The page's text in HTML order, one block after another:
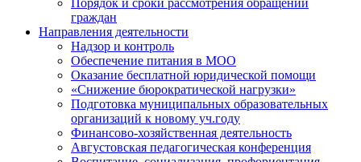
Порядок и сроки рассмотрения обращений
граждан
Направления деятельности
Надзор и контроль
Обеспечение питания в МОО
Оказание бесплатной юридической помощи
«Снижение бюрократической нагрузки»
Подготовка муниципальных образовательных
организаций к новому уч.году
Финансово-хозяйственная деятельность
Августовская педагогическая конференция